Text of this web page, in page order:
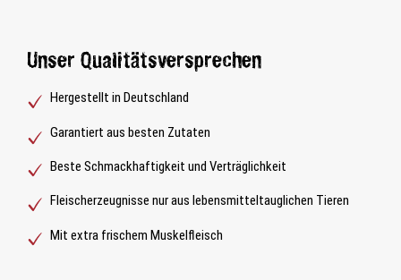
Unser Qualitätsversprechen
Hergestellt in Deutschland
Garantiert aus besten Zutaten
Beste Schmackhaftigkeit und Verträglichkeit
Fleischerzeugnisse nur aus lebensmitteltauglichen Tieren
Mit extra frischem Muskelfleisch